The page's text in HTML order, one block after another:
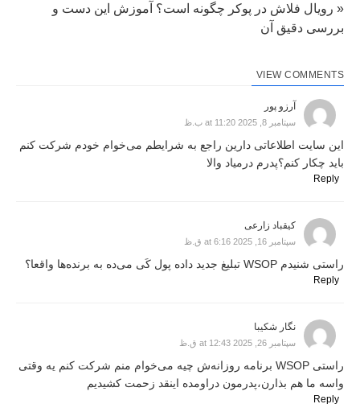
« رویال فلاش در پوکر چگونه است؟ آموزش این دست و
بررسی دقیق آن
VIEW COMMENTS
آرزو پور
سپتامبر 8, 2025 at 11:20 ب.ظ
این سایت اطلاعاتی دارین راجع به شرایطم می‌خوام خودم شرکت کنم
باید چکار کنم؟پدرم درمیاد والا
Reply
کیقباد زارعی
سپتامبر 16, 2025 at 6:16 ق.ظ
راستی شنیدم WSOP تبلیغ جدید داده پول کَی می‌ده به برنده‌ها واقعا؟
Reply
نگار شکیبا
سپتامبر 26, 2025 at 12:43 ق.ظ
راستی WSOP برنامه روزانه‌ش چیه می‌خوام منم شرکت کنم یه وقتی
واسه ما هم بذارن،پدرمون دراومده اینقد زحمت کشیدیم
Reply